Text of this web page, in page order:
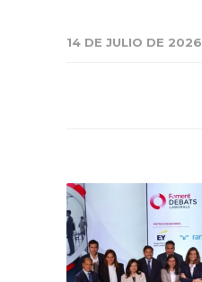
14 DE JULIO DE 2026